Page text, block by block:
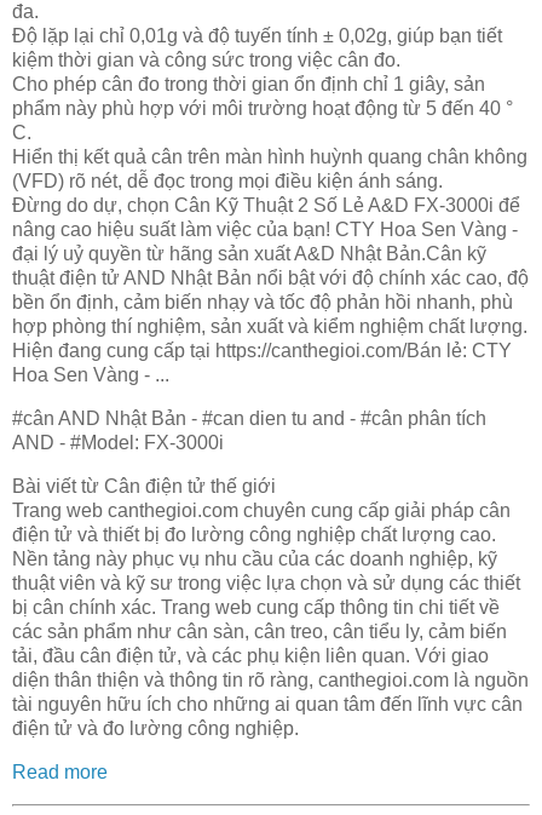
đa.
Độ lặp lại chỉ 0,01g và độ tuyến tính ± 0,02g, giúp bạn tiết
kiệm thời gian và công sức trong việc cân đo.
Cho phép cân đo trong thời gian ổn định chỉ 1 giây, sản
phẩm này phù hợp với môi trường hoạt động từ 5 đến 40 °
C.
Hiển thị kết quả cân trên màn hình huỳnh quang chân không
(VFD) rõ nét, dễ đọc trong mọi điều kiện ánh sáng.
Đừng do dự, chọn Cân Kỹ Thuật 2 Số Lẻ A&D FX-3000i để
nâng cao hiệu suất làm việc của bạn! CTY Hoa Sen Vàng -
đại lý uỷ quyền từ hãng sản xuất A&D Nhật Bản.Cân kỹ
thuật điện tử AND Nhật Bản nổi bật với độ chính xác cao, độ
bền ổn định, cảm biến nhạy và tốc độ phản hồi nhanh, phù
hợp phòng thí nghiệm, sản xuất và kiểm nghiệm chất lượng.
Hiện đang cung cấp tại https://canthegioi.com/Bán lẻ: CTY
Hoa Sen Vàng - ...
#cân AND Nhật Bản - #can dien tu and - #cân phân tích
AND - #Model: FX-3000i
Bài viết từ Cân điện tử thế giới
Trang web canthegioi.com chuyên cung cấp giải pháp cân
điện tử và thiết bị đo lường công nghiệp chất lượng cao.
Nền tảng này phục vụ nhu cầu của các doanh nghiệp, kỹ
thuật viên và kỹ sư trong việc lựa chọn và sử dụng các thiết
bị cân chính xác. Trang web cung cấp thông tin chi tiết về
các sản phẩm như cân sàn, cân treo, cân tiểu ly, cảm biến
tải, đầu cân điện tử, và các phụ kiện liên quan. Với giao
diện thân thiện và thông tin rõ ràng, canthegioi.com là nguồn
tài nguyên hữu ích cho những ai quan tâm đến lĩnh vực cân
điện tử và đo lường công nghiệp.
Read more